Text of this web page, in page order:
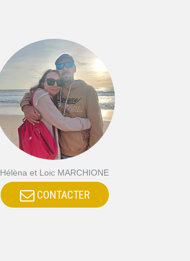
Hélèna et Loic MARCHIONE
CONTACTER